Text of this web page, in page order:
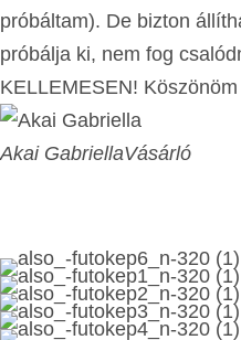
próbáltam). De bizton
próbálja ki, nem fog
KELLEMESEN!
Akai GabriellaVásárló